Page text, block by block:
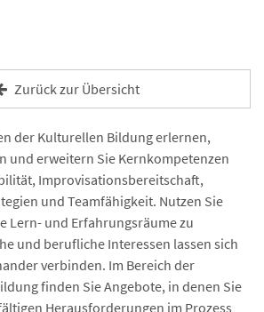
Zurück zur Übersicht
der Kulturellen Bildung erlernen,
und erweitern Sie Kernkompetenzen
Improvisationsbereitschaft,
und Teamfähigkeit. Nutzen Sie
Lern- und Erfahrungsräume zu
und berufliche Interessen lassen sich
verbinden. Im Bereich der
finden Sie Angebote, in denen Sie
Herausforderungen im Prozess